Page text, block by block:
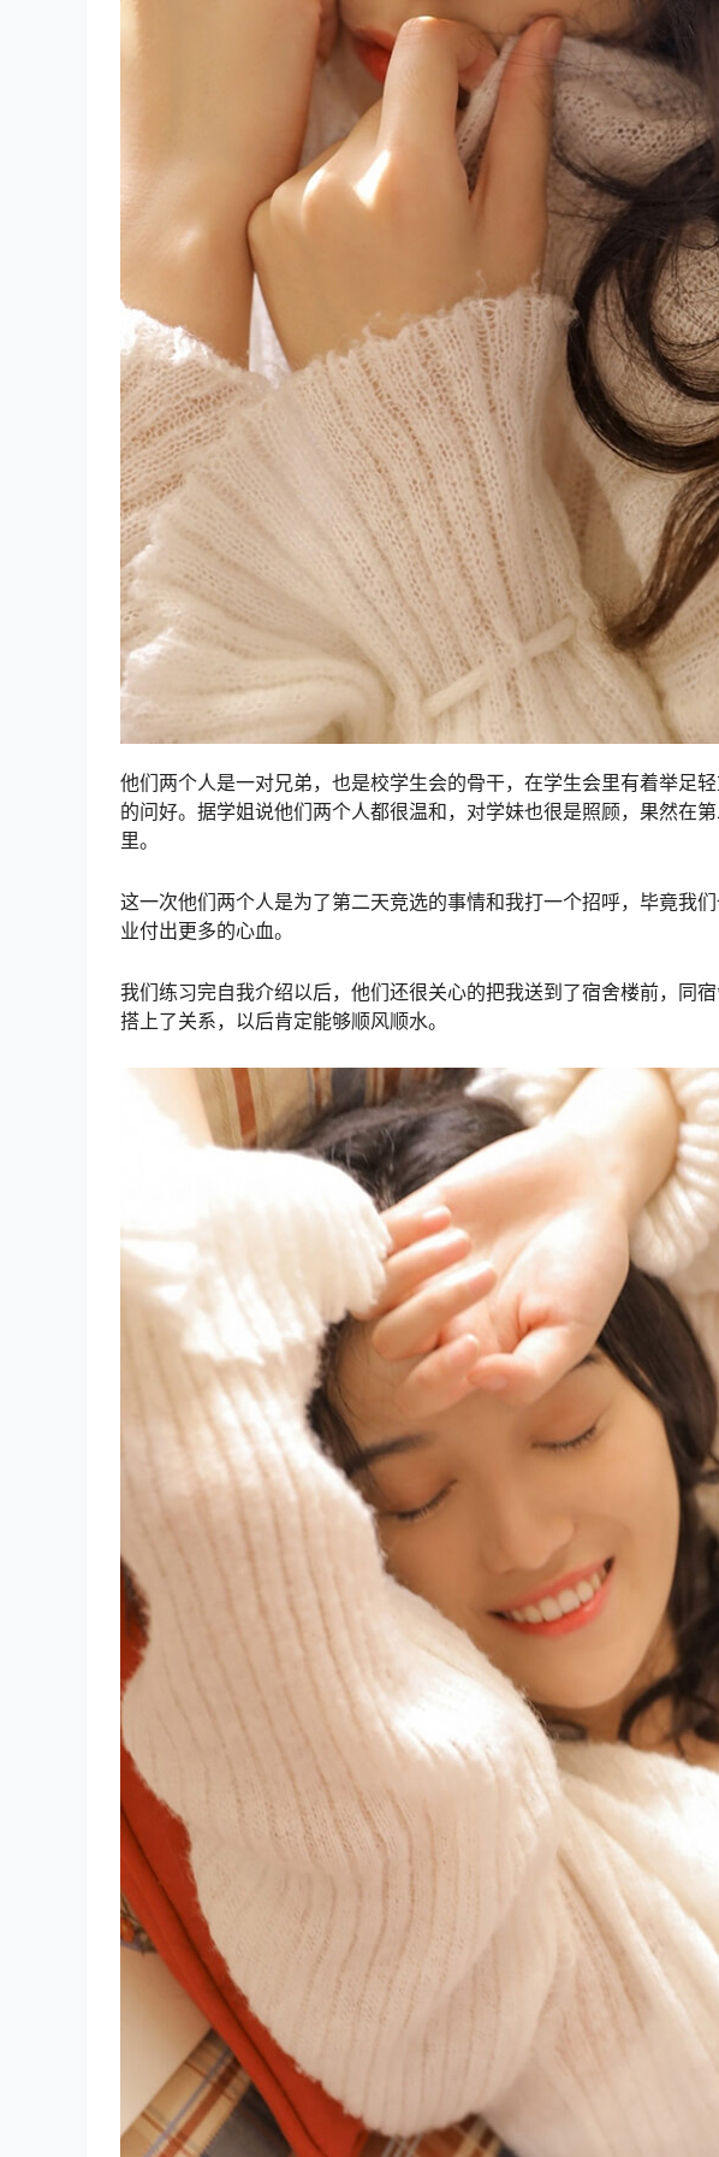
他们两个人是一对兄弟，也是校学生会的骨干，在学生会里有着举足
的问好。据学姐说他们两个人都很温和，对学妹也很是照顾，果然在
里。
这一次他们两个人是为了第二天竞选的事情和我打一个招呼，毕竟我
业付出更多的心血。
我们练习完自我介绍以后，他们还很关心的把我送到了宿舍楼前，同
搭上了关系，以后肯定能够顺风顺水。